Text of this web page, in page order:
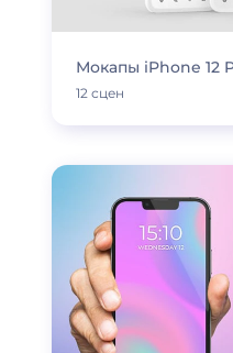
Мокапы iPhone 12
12 сцен